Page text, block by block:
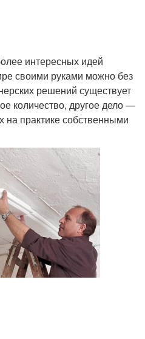
интересных идей
своими руками можно без
решений существует
количество, другое дело —
на практике собственными